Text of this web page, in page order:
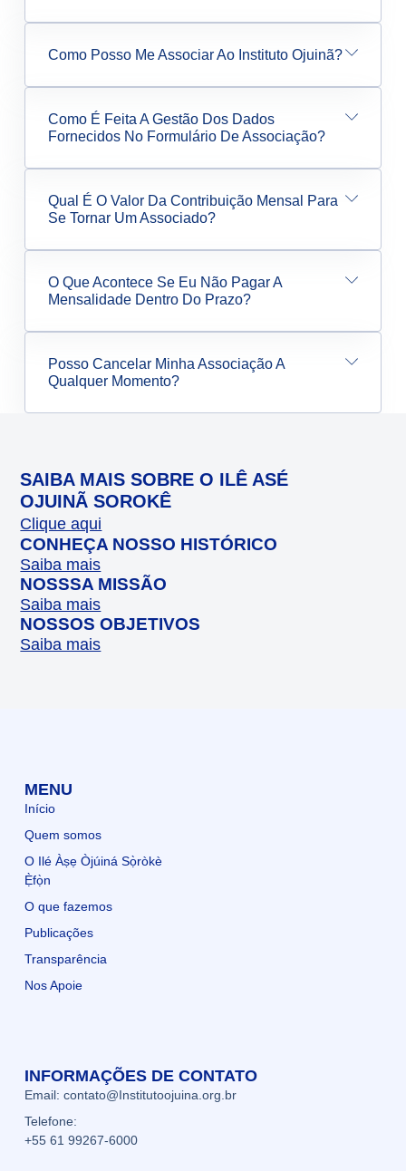
Como Posso Me Associar Ao Instituto Ojuinã?
Como É Feita A Gestão Dos Dados
Fornecidos No Formulário De Associação?
Qual É O Valor Da Contribuição Mensal Para
Se Tornar Um Associado?
O Que Acontece Se Eu Não Pagar A
Mensalidade Dentro Do Prazo?
Posso Cancelar Minha Associação A
Qualquer Momento?
SAIBA MAIS SOBRE O ILÊ ASÉ
OJUINÃ SOROKÊ
Clique aqui
CONHEÇA NOSSO HISTÓRICO
Saiba mais
NOSSSA MISSÃO
Saiba mais
NOSSOS OBJETIVOS
Saiba mais
MENU
Início
Quem somos
O Ilé Àṣẹ Òjúiná Sọ̀ròkè
Ẹ̀fọ̀n
O que fazemos
Publicações
Transparência
Nos Apoie
INFORMAÇÕES DE CONTATO
Email: contato@Institutoojuina.org.br
Telefone:
+55 61 99267-6000